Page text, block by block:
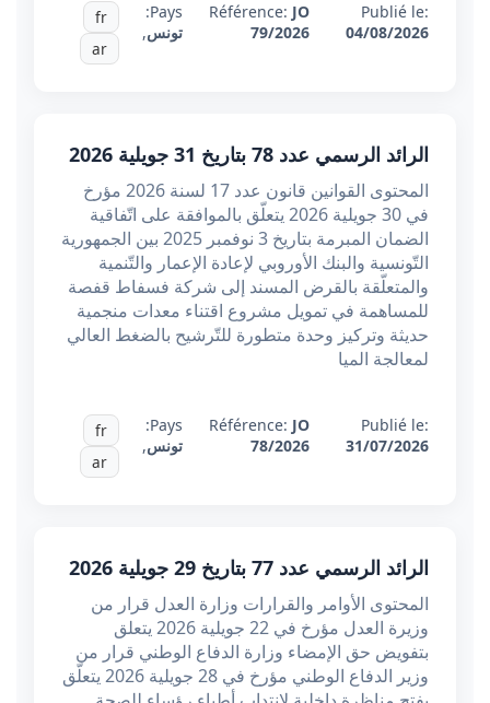
Publié le:
04/08/2026
Référence: JO
79/2026
Pays:
تونس,
fr
ar
الرائد الرسمي عدد 78 بتاريخ 31 جويلية 2026
المحتوى القوانين قانون عدد 17 لسنة 2026 مؤرخ
في 30 جويلية 2026 يتعلّق بالموافقة على اتّفاقية
الضمان المبرمة بتاريخ 3 نوفمبر 2025 بين الجمهورية
التّونسية والبنك الأوروبي لإعادة الإعمار والتّنمية
والمتعلّقة بالقرض المسند إلى شركة فسفاط قفصة
للمساهمة في تمويل مشروع اقتناء معدات منجمية
حديثة وتركيز وحدة متطورة للتّرشيح بالضغط العالي
لمعالجة الميا
Publié le:
31/07/2026
Référence: JO
78/2026
Pays:
تونس,
fr
ar
الرائد الرسمي عدد 77 بتاريخ 29 جويلية 2026
المحتوى الأوامر والقرارات وزارة العدل قرار من
وزيرة العدل مؤرخ في 22 جويلية 2026 يتعلق
بتفويض حق الإمضاء وزارة الدفاع الوطني قرار من
وزير الدفاع الوطني مؤرخ في 28 جويلية 2026 يتعلّق